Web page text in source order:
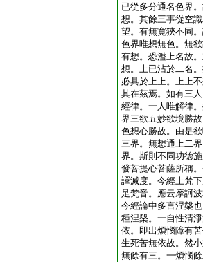
已從多分通名色界
想。其餘三事從空
望。有無寛狹不同
色界唯想無色。無
有想。恐濫上名故
想。上已沾於二名
必具於上上。上上
其在茲焉。如有三
經律。一人唯解律
界三欲五妙欲境勝
色想心勝故。由是
三界。無想通上二
界。斯則不同功徳
發菩提心菩薩所稱
譯滅度。今經上梵
足梵音。應云摩訶
今經論中多言涅槃
種涅槃。一自性清
依。即出煩惱障有
生死苦無依故。然
無餘有三。一煩惱